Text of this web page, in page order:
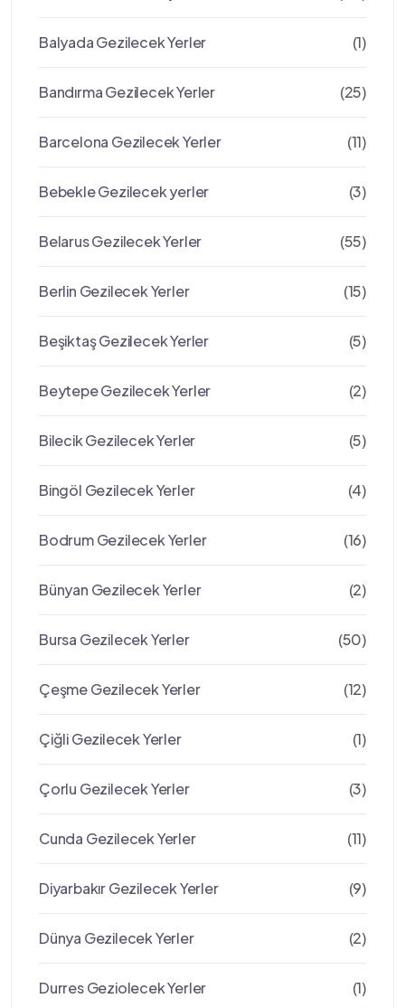
Balyada Gezilecek Yerler (1)
Bandırma Gezilecek Yerler (25)
Barcelona Gezilecek Yerler (11)
Bebekle Gezilecek yerler (3)
Belarus Gezilecek Yerler (55)
Berlin Gezilecek Yerler (15)
Beşiktaş Gezilecek Yerler (5)
Beytepe Gezilecek Yerler (2)
Bilecik Gezilecek Yerler (5)
Bingöl Gezilecek Yerler (4)
Bodrum Gezilecek Yerler (16)
Bünyan Gezilecek Yerler (2)
Bursa Gezilecek Yerler (50)
Çeşme Gezilecek Yerler (12)
Çiğli Gezilecek Yerler (1)
Çorlu Gezilecek Yerler (3)
Cunda Gezilecek Yerler (11)
Diyarbakır Gezilecek Yerler (9)
Dünya Gezilecek Yerler (2)
Durres Geziolecek Yerler (1)